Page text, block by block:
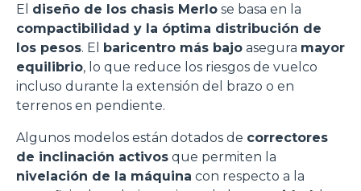
El diseño de los chasis Merlo se basa en la
compactibilidad y la óptima distribución de
los pesos. El baricentro más bajo asegura mayor
equilibrio, lo que reduce los riesgos de vuelco
incluso durante la extensión del brazo o en
terrenos en pendiente.
Algunos modelos están dotados de correctores
de inclinación activos que permiten la
nivelación de la máquina con respecto a la